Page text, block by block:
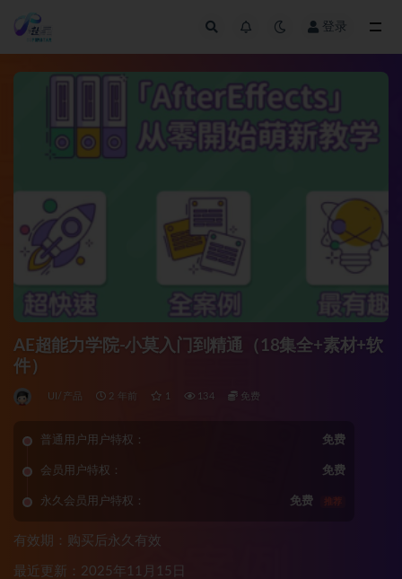
登录
AE超能力学院-小莫入门到精通（18集全+素材+软
件）
UI/产品 2 年前 1 134 免费
普通用户用户特权： 免费
会员用户特权： 免费
永久会员用户特权： 免费 推荐
有效期：购买后永久有效
最近更新：2025年11月15日